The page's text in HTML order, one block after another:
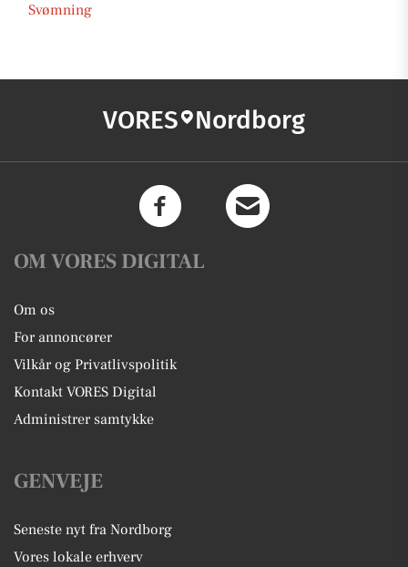
Svømning
VORES Nordborg
OM VORES DIGITAL
Om os
For annoncører
Vilkår og Privatlivspolitik
Kontakt VORES Digital
Administrer samtykke
GENVEJE
Seneste nyt fra Nordborg
Vores lokale erhverv